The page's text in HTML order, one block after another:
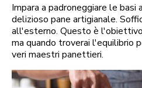
Impara a padroneggiare le
delizioso pane artigianale.
all'esterno. Questo è
ma quando troverai l'equilibrio
veri maestri panettieri.